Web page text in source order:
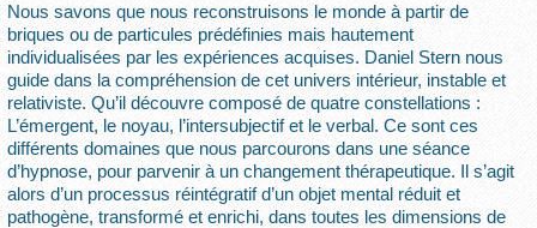
Nous savons que nous reconstruisons le monde à partir de
briques ou de particules prédéfinies mais hautement
individualisées par les expériences acquises. Daniel Stern nous
guide dans la compréhension de cet univers intérieur, instable et
relativiste. Qu’il découvre composé de quatre constellations :
L’émergent, le noyau, l’intersubjectif et le verbal. Ce sont ces
différents domaines que nous parcourons dans une séance
d’hypnose, pour parvenir à un changement thérapeutique. Il s’agit
alors d’un processus réintégratif d’un objet mental réduit et
pathogène, transformé et enrichi, dans toutes les dimensions de